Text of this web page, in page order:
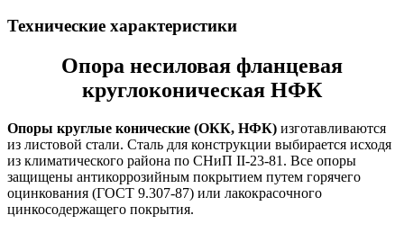
Технические характеристики
Опора несиловая фланцевая
круглоконическая НФК
Опоры круглые конические (ОКК, НФК) изготавливаются
из листовой стали. Сталь для конструкции выбирается исходя
из климатического района по СНиП II-23-81. Все опоры
защищены антикоррозийным покрытием путем горячего
оцинкования (ГОСТ 9.307-87) или лакокрасочного
цинкосодержащего покрытия.